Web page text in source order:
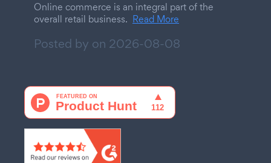
Online commerce is an integral part of the
overall retail business. Read More
Posted by on 2026-08-08